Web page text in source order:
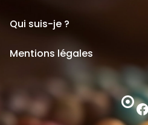
Qui suis-je ?
Mentions légales